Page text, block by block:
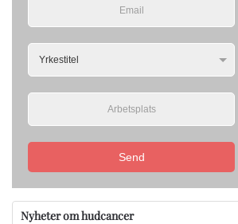
Send
Nyheter om hudcancer